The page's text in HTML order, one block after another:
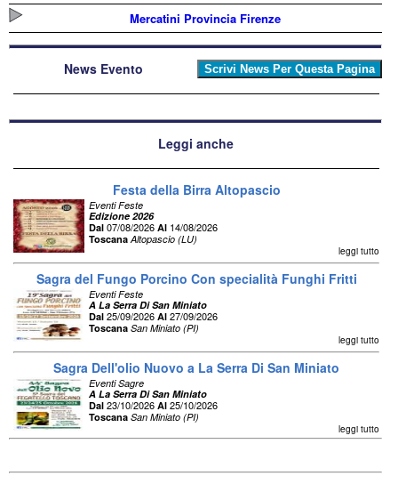
Mercatini Provincia Firenze
News Evento
Leggi anche
Festa della Birra Altopascio
Eventi Feste
Edizione 2026
Dal 07/08/2026 Al 14/08/2026
Toscana Altopascio (LU)
leggi tutto
Sagra del Fungo Porcino Con specialità Funghi Fritti
Eventi Feste
A La Serra Di San Miniato
Dal 25/09/2026 Al 27/09/2026
Toscana San Miniato (PI)
leggi tutto
Sagra Dell'olio Nuovo a La Serra Di San Miniato
Eventi Sagre
A La Serra Di San Miniato
Dal 23/10/2026 Al 25/10/2026
Toscana San Miniato (PI)
leggi tutto